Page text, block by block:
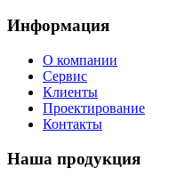
Информация
О компании
Сервис
Клиенты
Проектирование
Контакты
Наша продукция